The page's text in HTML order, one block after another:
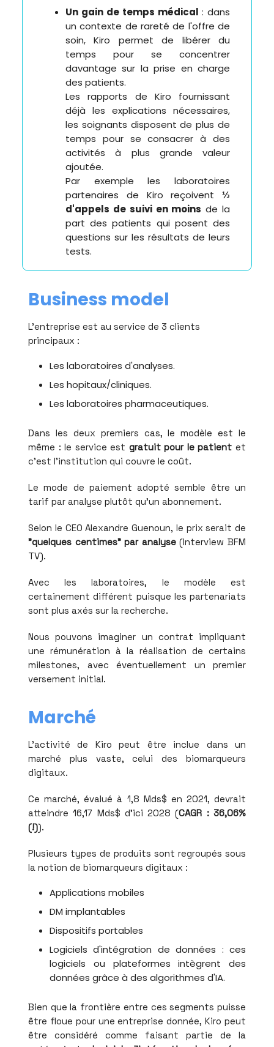
Un gain de temps médical : dans
un contexte de rareté de l'offre de
soin, Kiro permet de libérer du
temps pour se concentrer
davantage sur la prise en charge
des patients.
Les rapports de Kiro fournissant
déjà les explications nécessaires,
les soignants disposent de plus de
temps pour se consacrer à des
activités à plus grande valeur
ajoutée.
Par exemple les laboratoires
partenaires de Kiro reçoivent ⅓
d'appels de suivi en moins de la
part des patients qui posent des
questions sur les résultats de leurs
tests.
Business model
L'entreprise est au service de 3 clients
principaux :
Les laboratoires d'analyses.
Les hopitaux/cliniques.
Les laboratoires pharmaceutiques.
Dans les deux premiers cas, le modèle est le
même : le service est gratuit pour le patient et
c’est l'institution qui couvre le coût.
Le mode de paiement adopté semble être un
tarif par analyse plutôt qu'un abonnement.
Selon le CEO Alexandre Guenoun, le prix serait de
"quelques centimes" par analyse(Interview BFM
TV).
Avec les laboratoires, le modèle est
certainement différent puisque les partenariats
sont plus axés sur la recherche.
Nous pouvons imaginer un contrat impliquant
une rémunération à la réalisation de certains
milestones, avec éventuellement un premier
versement initial.
Marché
L'activité de Kiro peut être inclue dans un
marché plus vaste, celui des biomarqueurs
digitaux.
Ce marché, évalué à 1,8 Mds$ en 2021, devrait
atteindre 16,17 Mds$ d'ici 2028 (CAGR : 36,06%
(!)).
Plusieurs types de produits sont regroupés sous
la notion de biomarqueurs digitaux :
Applications mobiles
DM implantables
Dispositifs portables
Logiciels d'intégration de données : ces
logiciels ou plateformes intègrent des
données grâce à des algorithmes d'IA.
Bien que la frontière entre ces segments puisse
être floue pour une entreprise donnée, Kiro peut
être considéré comme faisant partie de la